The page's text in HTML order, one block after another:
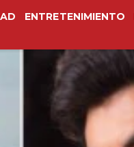
ENTRETENIMIENTO